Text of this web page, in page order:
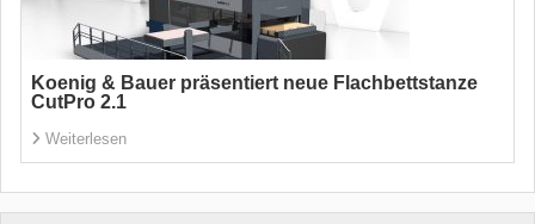
Koenig & Bauer präsentiert neue Flachbettstanze
CutPro 2.1
Weiterlesen